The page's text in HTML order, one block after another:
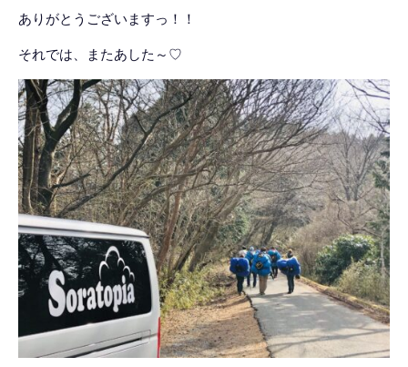
ありがとうございますっ！！
それでは、またあした～♡